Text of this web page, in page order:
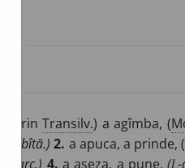
(prinTransilv.) a agîmba, (
o bîtă.) 2. a apuca, a prinde, (
parc.) 4. a așeza, a pune.